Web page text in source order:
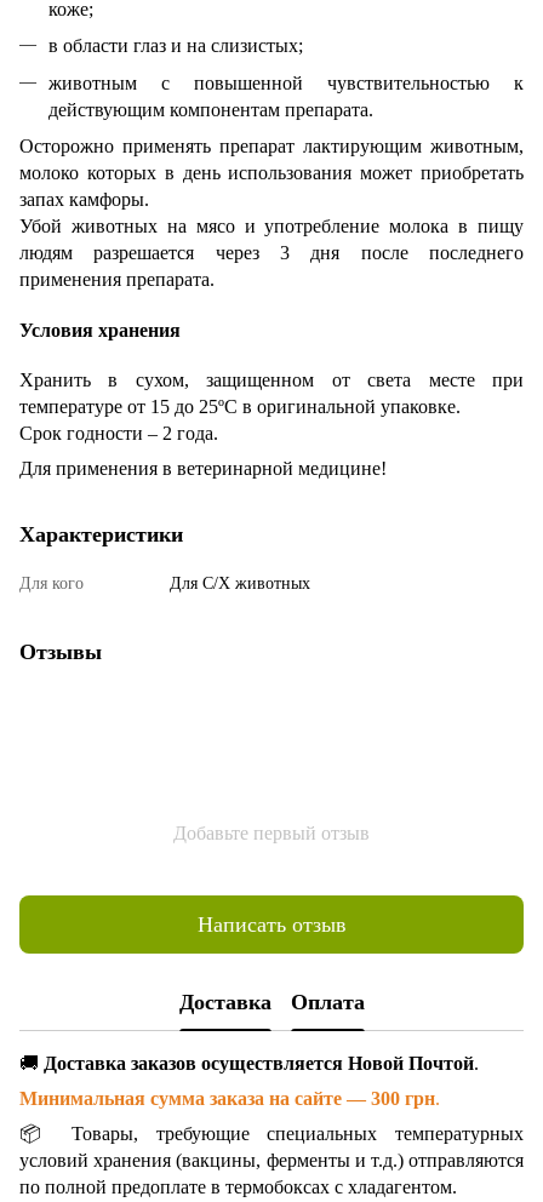
коже;
в области глаз и на слизистых;
животным с повышенной чувствительностью к
действующим компонентам препарата.
Осторожно применять препарат лактирующим животным,
молоко которых в день использования может приобретать
запах камфоры.
Убой животных на мясо и употребление молока в пищу
людям разрешается через 3 дня после последнего
применения препарата.
Условия хранения
Хранить в сухом, защищенном от света месте при
температуре от 15 до 25ºС в оригинальной упаковке.
Срок годности – 2 года.
Для применения в ветеринарной медицине!
Характеристики
Для кого Для С/Х животных
Отзывы
Добавьте первый отзыв
Написать отзыв
Доставка Оплата
🚚 Доставка заказов осуществляется Новой Почтой.
Минимальная сумма заказа на сайте — 300 грн.
📦 Товары, требующие специальных температурных
условий хранения (вакцины, ферменты и т.д.) отправляются
по полной предоплате в термобоксах с хладагентом.